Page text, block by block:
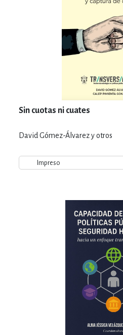
Sin cuotas ni cuates
David Gómez-Álvarez y otros
Impreso